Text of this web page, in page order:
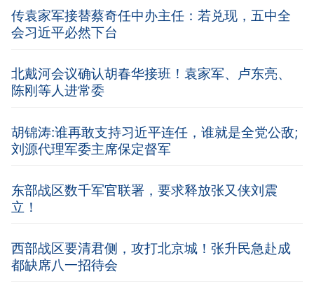
传袁家军接替蔡奇任中办主任：若兑现，五中全
会习近平必然下台
北戴河会议确认胡春华接班！袁家军、卢东亮、
陈刚等人进常委
胡锦涛:谁再敢支持习近平连任，谁就是全党公敌;
刘源代理军委主席保定督军
东部战区数千军官联署，要求释放张又侠刘震
立！
西部战区要清君侧，攻打北京城！张升民急赴成
都缺席八一招待会